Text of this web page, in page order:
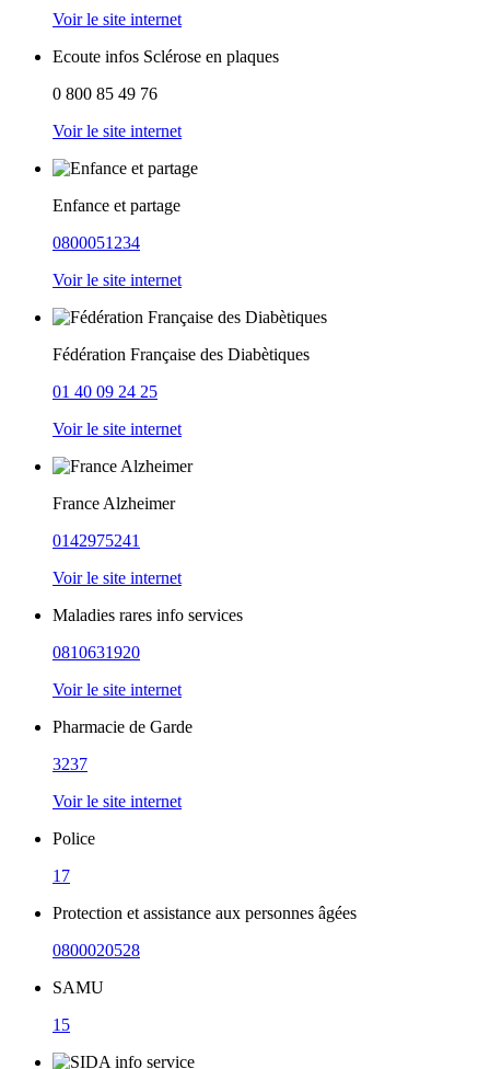
Voir le site internet
Ecoute infos Sclérose en plaques
0 800 85 49 76
Voir le site internet
Enfance et partage
0800051234
Voir le site internet
Fédération Française des Diabètiques
01 40 09 24 25
Voir le site internet
France Alzheimer
0142975241
Voir le site internet
Maladies rares info services
0810631920
Voir le site internet
Pharmacie de Garde
3237
Voir le site internet
Police
17
Protection et assistance aux personnes âgées
0800020528
SAMU
15